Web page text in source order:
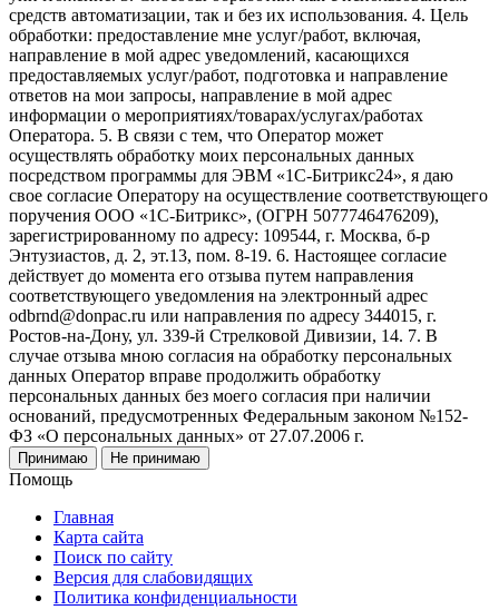
средств автоматизации, так и без их использования. 4. Цель
обработки: предоставление мне услуг/работ, включая,
направление в мой адрес уведомлений, касающихся
предоставляемых услуг/работ, подготовка и направление
ответов на мои запросы, направление в мой адрес
информации о мероприятиях/товарах/услугах/работах
Оператора. 5. В связи с тем, что Оператор может
осуществлять обработку моих персональных данных
посредством программы для ЭВМ «1С-Битрикс24», я даю
свое согласие Оператору на осуществление соответствующего
поручения ООО «1С-Битрикс», (ОГРН 5077746476209),
зарегистрированному по адресу: 109544, г. Москва, б-р
Энтузиастов, д. 2, эт.13, пом. 8-19. 6. Настоящее согласие
действует до момента его отзыва путем направления
соответствующего уведомления на электронный адрес
odbrnd@donpac.ru или направления по адресу 344015, г.
Ростов-на-Дону, ул. 339-й Стрелковой Дивизии, 14. 7. В
случае отзыва мною согласия на обработку персональных
данных Оператор вправе продолжить обработку
персональных данных без моего согласия при наличии
оснований, предусмотренных Федеральным законом №152-
ФЗ «О персональных данных» от 27.07.2006 г.
Принимаю Не принимаю
Помощь
Главная
Карта сайта
Поиск по сайту
Версия для слабовидящих
Политика конфиденциальности